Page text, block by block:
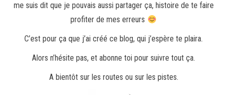
me suis dit que je pouvais aussi partager ça, histoire de te faire
profiter de mes erreurs
C’est pour ça que j’ai créé ce blog, qui j’espère te plaira.
Alors n’hésite pas, et abonne toi pour suivre tout ça.
A bientôt sur les routes ou sur les pistes.